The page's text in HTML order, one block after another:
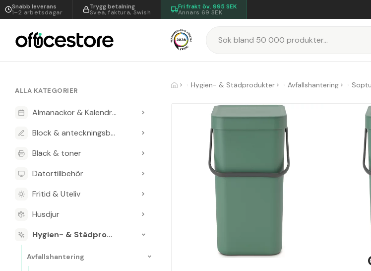
Snabb leverans
1–2 arbetsdagar
Trygg betalning
Svea, faktura, Swish
Fri frakt öv. 995 SEK
Annars 69 SEK
ALLA KATEGORIER
Almanackor & Kalendrar
Block & anteckningsböcker
Bläck & toner
Datortillbehör
Fritid & Uteliv
Husdjur
Hygien- & Städprodukter
Avfallshantering
Hygien- & Städprodukter Avfallshantering